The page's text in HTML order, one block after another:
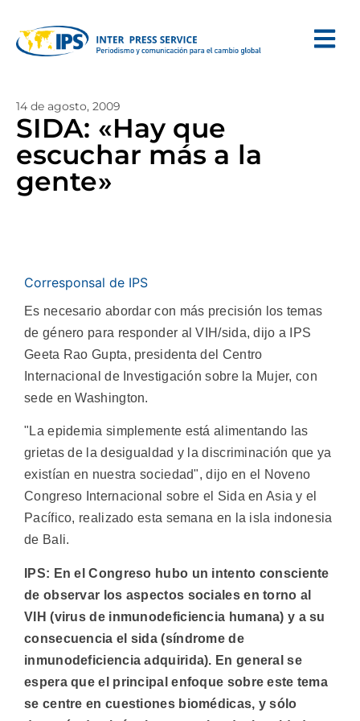
14 de agosto, 2009
SIDA: «Hay que
escuchar más a la
gente»
Corresponsal de IPS
Es necesario abordar con más precisión los temas
de género para responder al VIH/sida, dijo a IPS
Geeta Rao Gupta, presidenta del Centro
Internacional de Investigación sobre la Mujer, con
sede en Washington.
"La epidemia simplemente está alimentando las
grietas de la desigualdad y la discriminación que ya
existían en nuestra sociedad", dijo en el Noveno
Congreso Internacional sobre el Sida en Asia y el
Pacífico, realizado esta semana en la isla indonesia
de Bali.
IPS: En el Congreso hubo un intento consciente
de observar los aspectos sociales en torno al
VIH (virus de inmunodeficiencia humana) y a su
consecuencia el sida (síndrome de
inmunodeficiencia adquirida). En general se
espera que el principal enfoque sobre este tema
se centre en cuestiones biomédicas, y sólo